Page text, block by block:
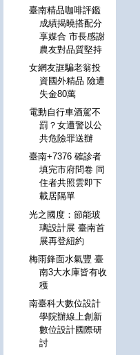
臺南精品咖啡評鑑
成績揭曉搭配分
享媒合 市長感謝
農友對品質堅持
女網友誆騙老翁投
資國外精品 險遭
失金80萬
電動自行車酒駕不
罰？女遭警以公
共危險罪送辦
臺南+7376 確診者
填完市府問卷 同
住者共照雲即下
載居隔單
光之國度：節能玻
璃設計展 臺南首
展再登紐約
梅雨鋒面水氣豐 臺
南3大水庫皆有收
穫
南臺科大數位設計
學院辦線上創新
數位設計國際研
討